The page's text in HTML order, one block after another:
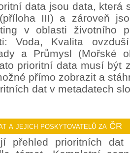
data jsou data, která
III) a zároveň
v oblasti životního
Voda, Kvalita
a Průmysl (Mořské
prioritní data musí být
přímo zobrazit a
dat v metadatech
a jejich poskytovatelů za ČR
přehled prioritních